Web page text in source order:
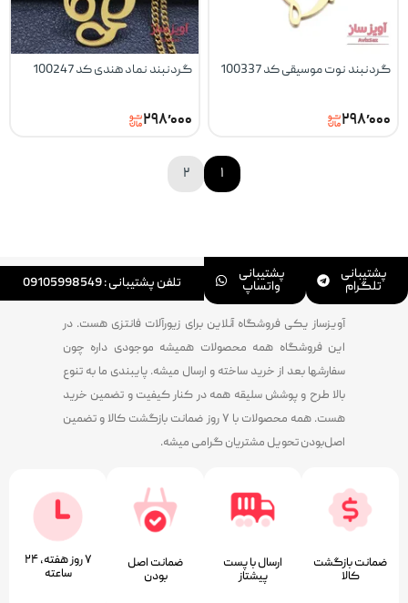
گردنبند نوت موسیقی کد 100337
۲۹۸٬۰۰۰
گردنبند نماد هندی کد 100247
۲۹۸٬۰۰۰
۱ ۲
پشتیبانی
تلگرام
پشتیبانی
واتساپ تلفن پشتیبانی : 09105998549
آویزساز یکی فروشگاه آنلاین برای زیورآلات فانتزی هست. در
این فروشگاه همه محصولات همیشه موجودی داره چون
سفارشها بعد از خرید ساخته و ارسال میشه. پایبندی ما به تنوع
بالا طرح و پوشش سلیقه همه در کنار کیفیت و تضمین خرید
هست. همه محصولات با ۷ روز ضمانت بازگشت کالا و تضمین
اصل‌بودن تحویل مشتریان گرامی میشه.
ضمانت بازگشت
کالا
ارسال با پست
پیشتاز
ﺿﻤﺎﻧﺖ اﺻﻞ
ﺑﻮدن
۷ روز ﻫﻔﺘﻪ، ۲۴
ﺳﺎﻋﺘﻪ